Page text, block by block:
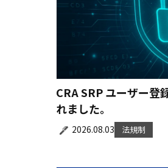
CRA SRP ユーザー登
れました。
2026.08.03 法規制